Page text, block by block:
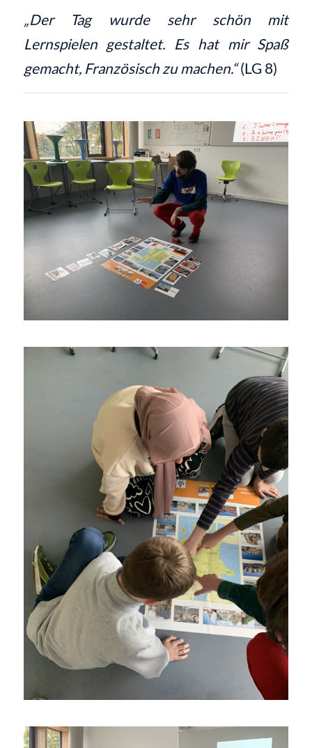
„Der Tag wurde sehr schön mit
Lernspielen gestaltet. Es hat mir Spaß
gemacht, Französisch zu machen.“(LG 8)